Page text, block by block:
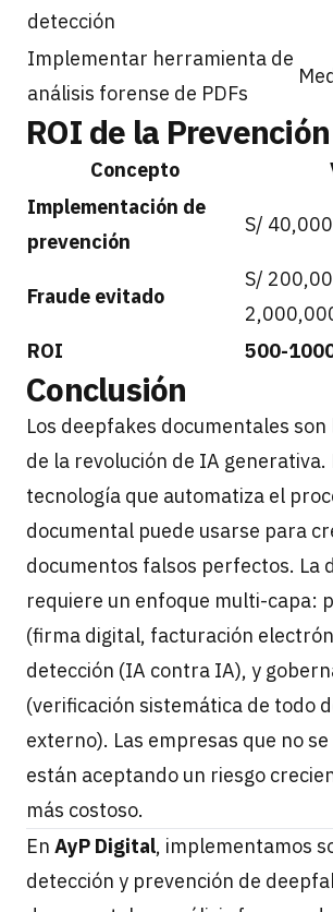
detección
Implementar herramienta de
análisis forense de PDFs
ROI de la Prevención
Concepto
Implementación de
prevención
S/
Fraude evitado
S/
ROI
500-
Conclusión
Los deepfakes documentales
de la revolución de IA generativa.
tecnología que automatiza el
documental puede usarse para
documentos falsos perfectos. La
requiere un enfoque multi-capa:
(firma digital, facturación
detección (IA contra IA), y
(verificación sistemática de todo
externo). Las empresas que no
están aceptando un riesgo
más costoso.
En AyP Digital, implementamos
detección y prevención de